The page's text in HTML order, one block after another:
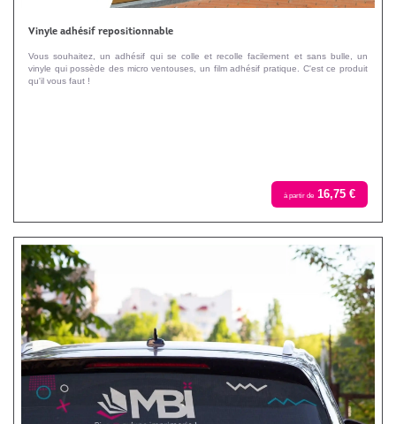
Vinyle adhésif repositionnable
Vous souhaitez, un adhésif qui se colle et recolle facilement et sans bulle, un
vinyle qui possède des micro ventouses, un film adhésif pratique. C'est ce produit
qu'il vous faut !
à partir de 16,75 €